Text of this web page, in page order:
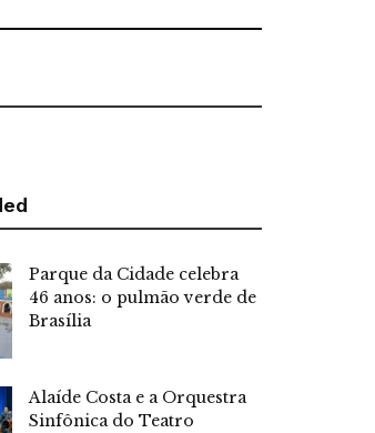
Parque da Cidade celebra
46 anos: o pulmão verde de
Brasília
Alaíde Costa e a Orquestra
Sinfônica do Teatro